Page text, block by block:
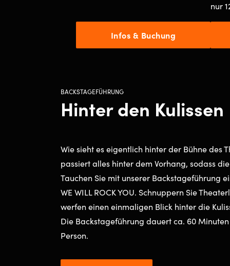
Infos & Buchung
nur
BACKSTAGEFÜHRUNG
Hinter den Kulissen
Wie sieht es eigentlich hinter der Bühne des
passiert alles hinter dem Vorhang, sodass
Tauchen Sie mit unserer Backstageführung
WE WILL ROCK YOU. Schnuppern Sie
werfen einen einmaligen Blick hinter die
Die Backstageführung dauert ca. 60
Person.